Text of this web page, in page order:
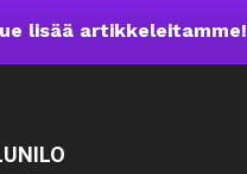
lisää artikkeleitamme!